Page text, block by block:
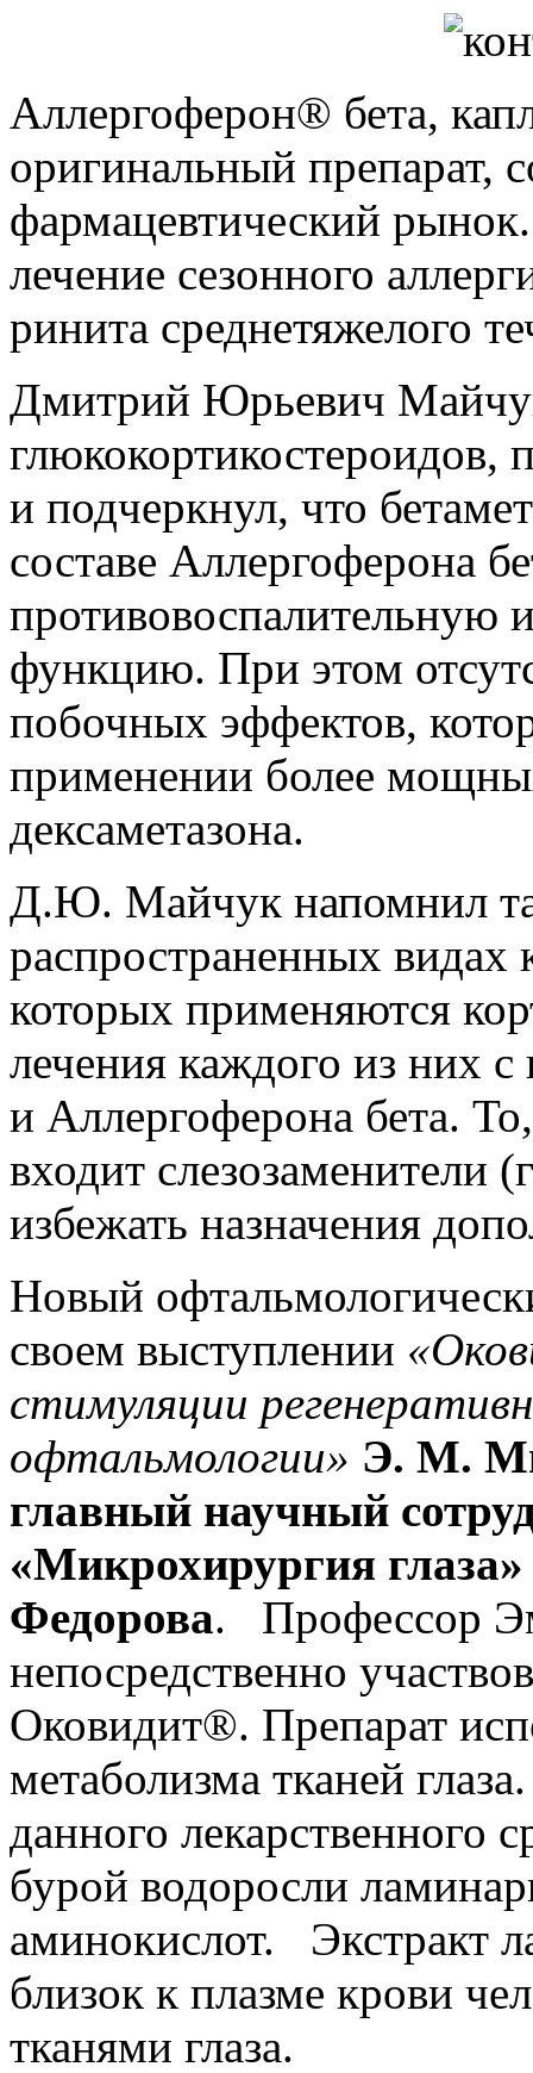
Аллергоферон® бета,
оригинальный препарат,
фармацевтический
лечение сезонного
ринита среднетяжелого
Дмитрий Юрьевич
и подчеркнул, что
составе Аллергоферона
противовоспалительную
функцию. При этом
побочных эффектов,
применении более
дексаметазона.
Д.Ю. Майчук напомнил
распространенных
которых применяются
лечения каждого из них
и Аллергоферона бета.
входит слезозаменители
избежать назначения
Новый
своем выступлении
стимуляции
офтальмологии» Э. М.
главный научный
«Микрохирургия
Федорова. Профессор
непосредственно
Оковидит®. Препарат
метаболизма тканей
данного лекарственного
бурой водоросли
аминокислот. Экстракт
близок к плазме крови
тканями глаза.